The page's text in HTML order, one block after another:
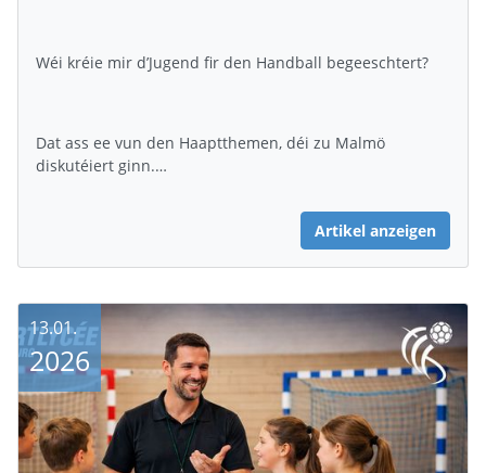
Wéi kréie mir d’Jugend fir den Handball begeeschtert?
Dat ass ee vun den Haaptthemen, déi zu Malmö
diskutéiert ginn.…
Artikel anzeigen
13.01.
2026